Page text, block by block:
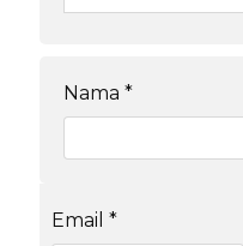
Nama *
Email *